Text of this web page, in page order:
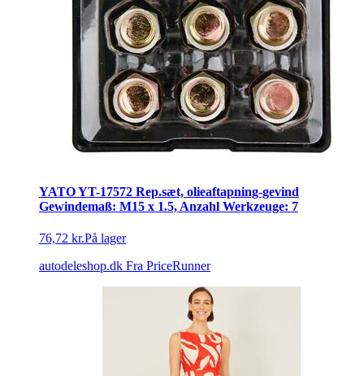
YATO YT-17572 Rep.sæt, olieaftapning-gevind
Gewindemaß: М15 x 1.5, Anzahl Werkzeuge: 7
76,72 kr.På lager
autodeleshop.dk Fra PriceRunner